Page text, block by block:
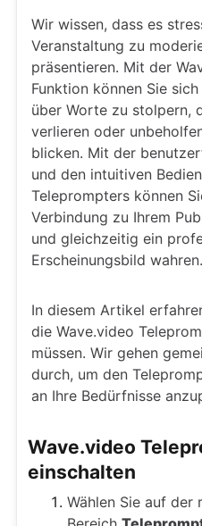
Wir wissen, dass es
Veranstaltung zu
präsentieren. Mit der
Funktion können Sie
über Worte zu stolpern,
verlieren oder
blicken. Mit der
und den intuitiven
Teleprompters können
Verbindung zu Ihrem
und gleichzeitig ein
Erscheinungsbild wahren.
In diesem Artikel
die Wave.video
müssen. Wir gehen
durch, um den
an Ihre Bedürfnisse
Wave.video
einschalten
Wählen Sie auf der